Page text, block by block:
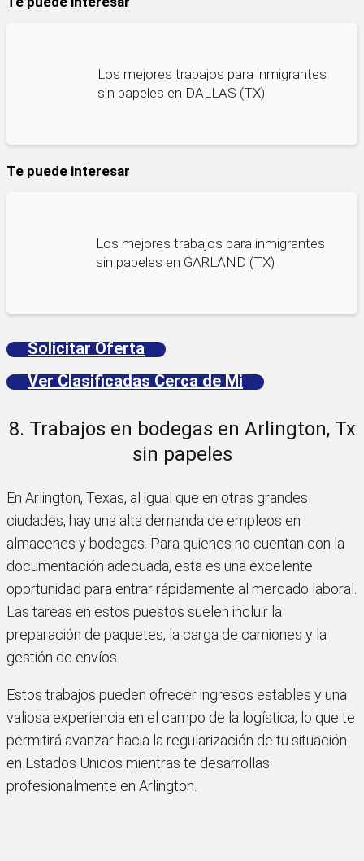
Los mejores trabajos para inmigrantes
sin papeles en DALLAS (TX)
Te puede interesar
Los mejores trabajos para inmigrantes
sin papeles en GARLAND (TX)
Solicitar Oferta
Ver Clasificadas Cerca de Mi
8. Trabajos en bodegas en Arlington, Tx
sin papeles
En Arlington, Texas, al igual que en otras grandes
ciudades, hay una alta demanda de empleos en
almacenes y bodegas. Para quienes no cuentan con la
documentación adecuada, esta es una excelente
oportunidad para entrar rápidamente al mercado laboral.
Las tareas en estos puestos suelen incluir la
preparación de paquetes, la carga de camiones y la
gestión de envíos.
Estos trabajos pueden ofrecer ingresos estables y una
valiosa experiencia en el campo de la logística, lo que te
permitirá avanzar hacia la regularización de tu situación
en Estados Unidos mientras te desarrollas
profesionalmente en Arlington.